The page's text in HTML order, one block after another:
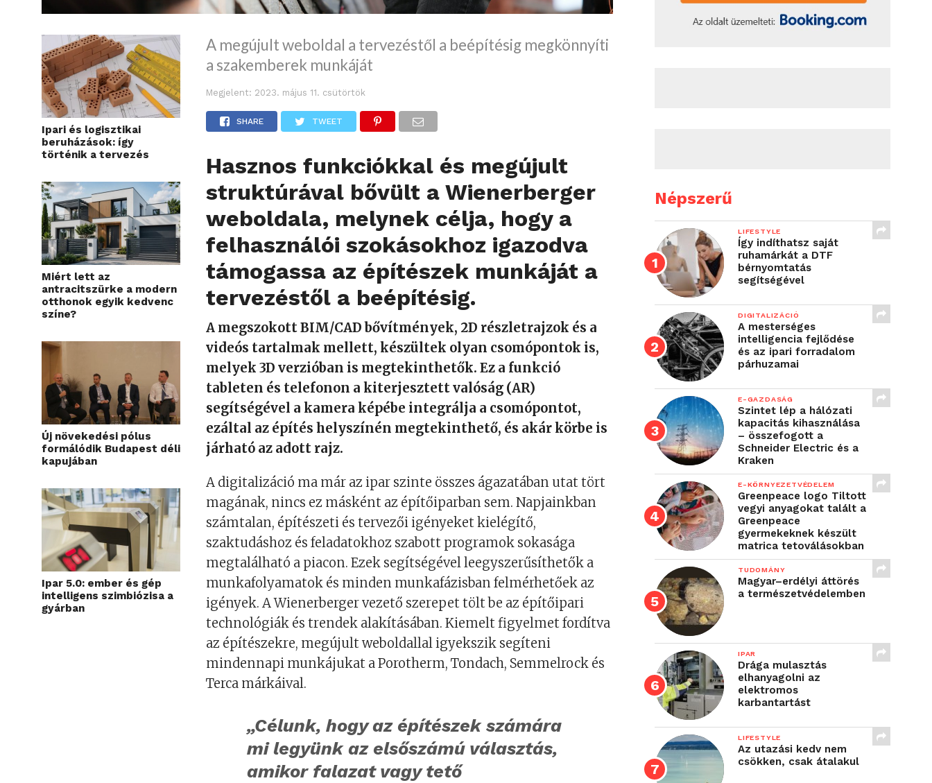
Ipari és logisztikai
beruházások: így
történik a tervezés
Miért lett az
antracitszürke a modern
otthonok egyik kedvenc
színe?
Új növekedési pólus
formálódik Budapest déli
kapujában
Ipar 5.0: ember és gép
intelligens szimbiózisa a
gyárban
A megújult weboldal a tervezéstől a beépítésig megkönnyíti
a szakemberek munkáját
Megjelent: 2023. május 11. csütörtök
SHARE TWEET
Hasznos funkciókkal és megújult
struktúrával bővült a Wienerberger
weboldala, melynek célja, hogy a
felhasználói szokásokhoz igazodva
támogassa az építészek munkáját a
tervezéstől a beépítésig.
A megszokott BIM/CAD bővítmények, 2D részletrajzok és a
videós tartalmak mellett, készültek olyan csomópontok is,
melyek 3D verzióban is megtekinthetők. Ez a funkció
tableten és telefonon a kiterjesztett valóság (AR)
segítségével a kamera képébe integrálja a csomópontot,
ezáltal az építés helyszínén megtekinthető, és akár körbe is
járható az adott rajz.
A digitalizáció ma már az ipar szinte összes ágazatában utat tört
magának, nincs ez másként az építőiparban sem. Napjainkban
számtalan, építészeti és tervezői igényeket kielégítő,
szaktudáshoz és feladatokhoz szabott programok sokasága
megtalálható a piacon. Ezek segítségével leegyszerűsíthetők a
munkafolyamatok és minden munkafázisban felmérhetőek az
igények. A Wienerberger vezető szerepet tölt be az építőipari
technológiák és trendek alakításában. Kiemelt figyelmet fordítva
az építészekre, megújult weboldallal igyekszik segíteni
mindennapi munkájukat a Porotherm, Tondach, Semmelrock és
Terca márkáival.
„Célunk, hogy az építészek számára
mi legyünk az elsőszámú választás,
amikor falazat vagy tető
Népszerű
LIFESTYLE
Így indíthatsz saját
ruhamárkát a DTF
bérnyomtatás
segítségével
DIGITALIZÁCIÓ
A mesterséges
intelligencia fejlődése
és az ipari forradalom
párhuzamai
E-GAZDASÁG
Szintet lép a hálózati
kapacitás kihasználása
– összefogott a
Schneider Electric és a
Kraken
E-KÖRNYEZETVÉDELEM
Greenpeace logo Tiltott
vegyi anyagokat talált a
Greenpeace
gyermekeknek készült
matrica tetoválásokban
TUDOMÁNY
Magyar–erdélyi áttörés
a természetvédelemben
IPAR
Drága mulasztás
elhanyagolni az
elektromos
karbantartást
LIFESTYLE
Az utazási kedv nem
csökken, csak átalakul